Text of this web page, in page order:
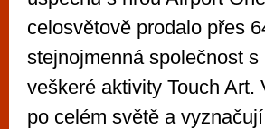
celosvětově prodalo přes
stejnojmenná společnost
veškeré aktivity Touch
po celém světě a